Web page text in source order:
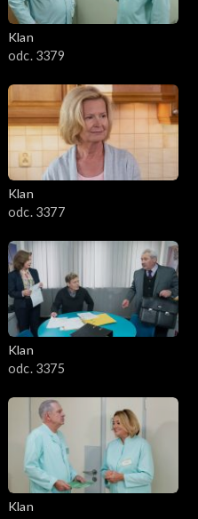
Klan
odc. 3379
Klan
odc. 3377
Klan
odc. 3375
Klan